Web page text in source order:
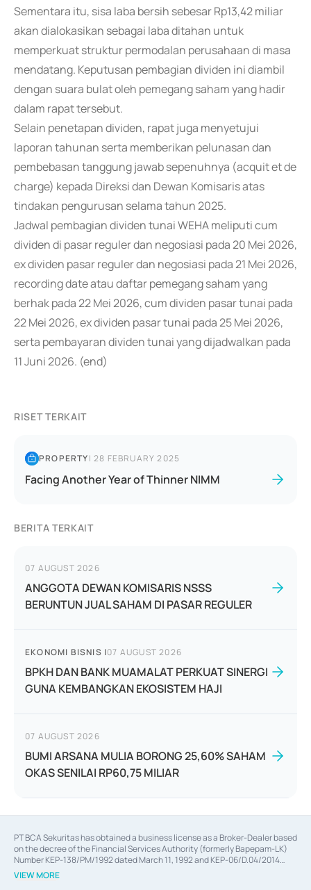
Sementara itu, sisa laba bersih sebesar Rp13,42 miliar
akan dialokasikan sebagai laba ditahan untuk
memperkuat struktur permodalan perusahaan di masa
mendatang. Keputusan pembagian dividen ini diambil
dengan suara bulat oleh pemegang saham yang hadir
dalam rapat tersebut.
Selain penetapan dividen, rapat juga menyetujui
laporan tahunan serta memberikan pelunasan dan
pembebasan tanggung jawab sepenuhnya (acquit et de
charge) kepada Direksi dan Dewan Komisaris atas
tindakan pengurusan selama tahun 2025.
Jadwal pembagian dividen tunai WEHA meliputi cum
dividen di pasar reguler dan negosiasi pada 20 Mei 2026,
ex dividen pasar reguler dan negosiasi pada 21 Mei 2026,
recording date atau daftar pemegang saham yang
berhak pada 22 Mei 2026, cum dividen pasar tunai pada
22 Mei 2026, ex dividen pasar tunai pada 25 Mei 2026,
serta pembayaran dividen tunai yang dijadwalkan pada
11 Juni 2026. (end)
RISET TERKAIT
PROPERTY|28 FEBRUARY 2025
Facing Another Year of Thinner NIMM
BERITA TERKAIT
07 AUGUST 2026
ANGGOTA DEWAN KOMISARIS NSSS
BERUNTUN JUAL SAHAM DI PASAR REGULER
EKONOMI BISNIS |07 AUGUST 2026
BPKH DAN BANK MUAMALAT PERKUAT SINERGI
GUNA KEMBANGKAN EKOSISTEM HAJI
07 AUGUST 2026
BUMI ARSANA MULIA BORONG 25,60% SAHAM
OKAS SENILAI RP60,75 MILIAR
PT BCA Sekuritas has obtained a business license as a Broker-Dealer based
on the decree of the Financial Services Authority (formerly Bapepam-LK)
Number KEP-138/PM/1992 dated March 11, 1992 and KEP-06/D.04/2014
dated February 28, 2014, a business license as an Underwriter based on the
decree of the Financial Services Authority Number KEP-12/PM/PEE/1997
VIEW MORE